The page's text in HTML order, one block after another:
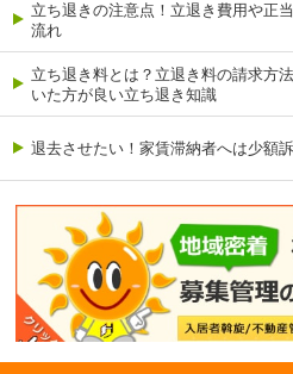
立ち退きの注意点！立退き費用や正
流れ
立ち退き料とは？立退き料の請求方
いた方が良い立ち退き知識
退去させたい！家賃滞納者へは少額